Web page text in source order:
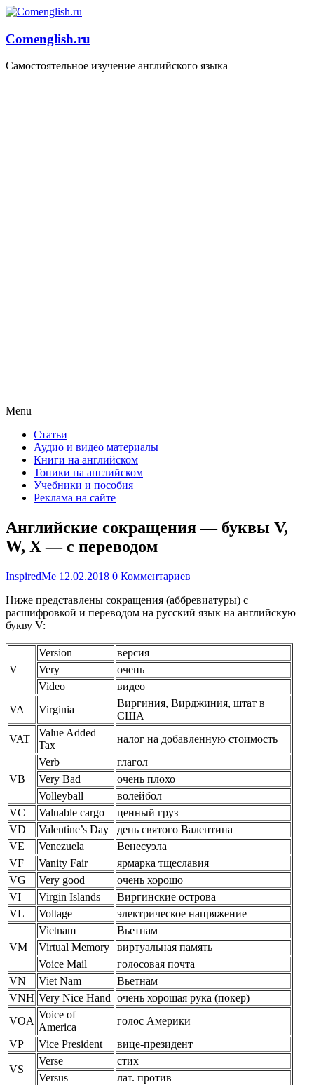
Comenglish.ru
Самостоятельное изучение английского языка
Menu
Статьи
Аудио и видео материалы
Книги на английском
Топики на английском
Учебники и пособия
Реклама на сайте
Английские сокращения — буквы V,
W, X — с переводом
InspiredMe 12.02.2018 0 Комментариев
Ниже представлены сокращения (аббревиатуры) с
расшифровкой и переводом на русский язык на английскую
букву V:
V
Version
версия
Very
очень
Video
видео
VA
Virginia
Виргиния, Вирджиния, штат в
США
VAT
Value Added
Tax
налог на добавленную стоимость
VB
Verb
глагол
Very Bad
очень плохо
Volleyball
волейбол
VC
Valuable cargo
ценный груз
VD
Valentine’s Day
день святого Валентина
VE
Venezuela
Венесуэла
VF
Vanity Fair
ярмарка тщеславия
VG
Very good
очень хорошо
VI
Virgin Islands
Виргинские острова
VL
Voltage электрическое напряжение
VM
Vietnam
Вьетнам
Virtual Memory
виртуальная память
Voice Mail
голосовая почта
VN
Viet Nam
Вьетнам
VNH Very Nice Hand очень хорошая рука (покер)
VOA
Voice of
America
голос Америки
VP
Vice President вице-президент
VS
Verse
стих
Versus
лат. против